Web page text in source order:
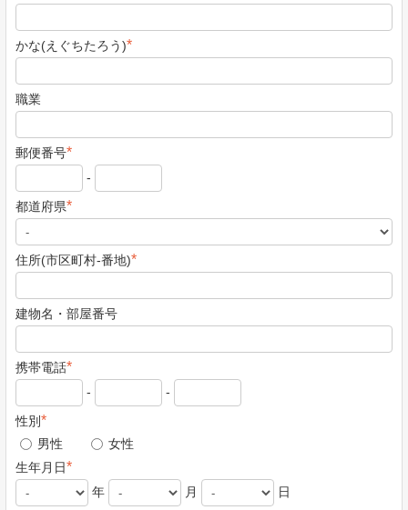
かな(えぐちたろう)*
職業
郵便番号*
-
都道府県*
住所(市区町村-番地)*
建物名・部屋番号
携帯電話*
- -
性別*
男性
女性
生年月日*
年 月 日